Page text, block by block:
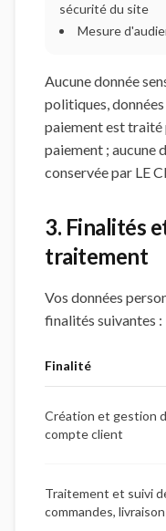
sécurité du site
Mesure
Aucune donnée
politiques,
paiement est
paiement ; aucune
conservée par LE
3. Finalités
traitement
Vos données
finalités suivantes :
Finalité
Création et gestion
compte client
Traitement et suivi
commandes, livraison